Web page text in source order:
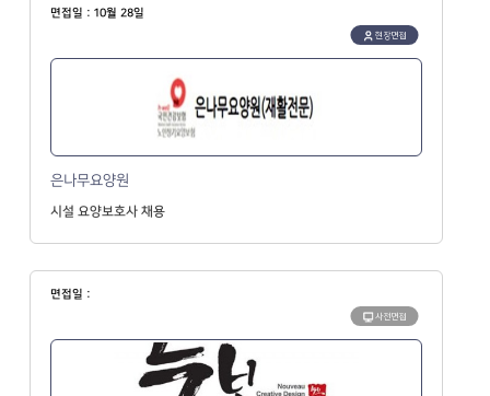
면접일 : 10월 28일
현장면접
은나무요양원
시설 요양보호사 채용
면접일 :
사전면접